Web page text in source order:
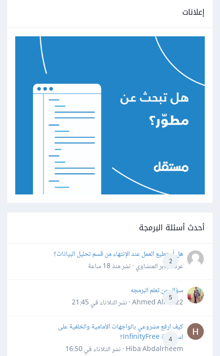
إعلانات
أحدث أسئلة البرمجة
2
هل أستطيع العمل عند الإنتهاء من قسم تحليل البيانات؟
عرفه جابر المنشاوي · نشرمنذ 18 ساعة
5
سؤال عن تعلم البرمجه
Ahmed Alhafiz2 · نشر
الثلاثاء في 21:45
4
كيف ارفع مشروعي بالواجهات الأمامية والخلفية على
استضافة InfinityFree؟
Hiba Abdalrheem · نشر
الثلاثاء في 16:50